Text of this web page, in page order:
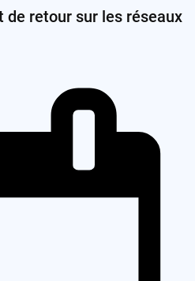
retour sur les réseaux